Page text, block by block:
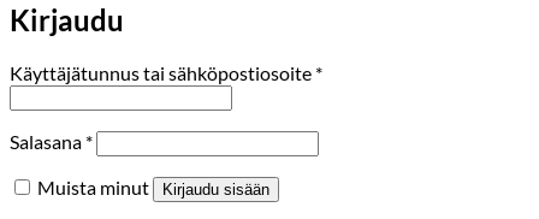
Kirjaudu
Käyttäjätunnus tai sähköpostiosoite *Vaaditaan
Salasana *Vaaditaan
Muista minut Kirjaudu sisään